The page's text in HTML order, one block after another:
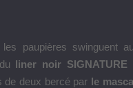
les paupières swinguent
liner noir SIGNATURE
de deux bercé par le